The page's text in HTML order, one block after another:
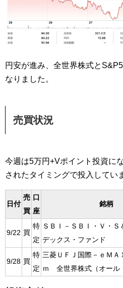
円安が進み、全世界株式と
なりました。
売買状況
今週は5万円+Vポイント投資に
されたタイミングで投入してい
日付
売
買
口
座
銘柄
9/22 買
特
定
ＳＢＩ－ＳＢＩ・Ｖ・Ｓ
デックス・ファンド
9/28 買
特
定
三菱ＵＦＪ国際－ｅＭ
ｍ 全世界株式（オール